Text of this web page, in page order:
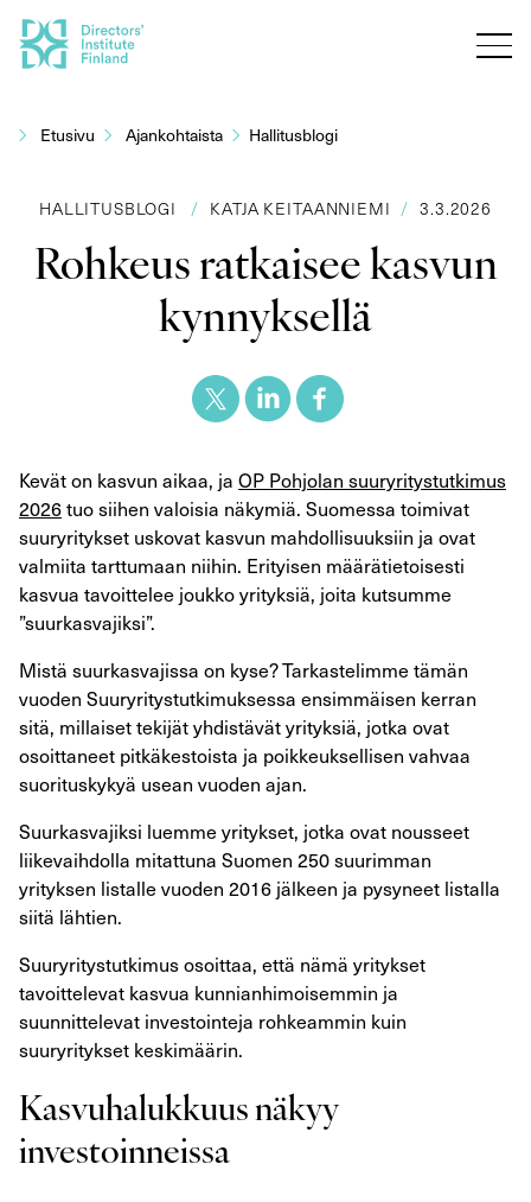
sisältöön
Etusivu Ajankohtaista Hallitusblogi
HALLITUSBLOGI / KATJA KEITAANNIEMI / 3.3.2026
Rohkeus ratkaisee kasvun
kynnyksellä
Kevät on kasvun aikaa, ja OP Pohjolan suuryritystutkimus
2026tuo siihen valoisia näkymiä. Suomessa toimivat
suuryritykset uskovat kasvun mahdollisuuksiin ja ovat
valmiita tarttumaan niihin. Erityisen määrätietoisesti
kasvua tavoittelee joukko yrityksiä, joita kutsumme
”suurkasvajiksi”.
Mistä suurkasvajissa on kyse? Tarkastelimme tämän
vuoden Suuryritystutkimuksessa ensimmäisen kerran
sitä, millaiset tekijät yhdistävät yrityksiä, jotka ovat
osoittaneet pitkäkestoista ja poikkeuksellisen vahvaa
suorituskykyä usean vuoden ajan.
Suurkasvajiksi luemme yritykset, jotka ovat nousseet
liikevaihdolla mitattuna Suomen 250 suurimman
yrityksen listalle vuoden 2016 jälkeen ja pysyneet listalla
siitä lähtien.
Suuryritystutkimus osoittaa, että nämä yritykset
tavoittelevat kasvua kunnianhimoisemmin ja
suunnittelevat investointeja rohkeammin kuin
suuryritykset keskimäärin.
Kasvuhalukkuus näkyy
investoinneissa